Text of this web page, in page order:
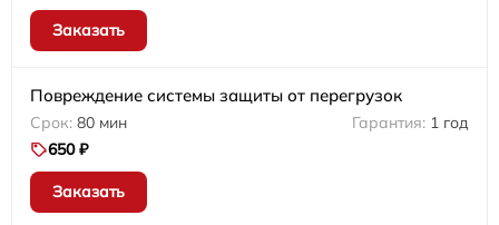
Заказать
Повреждение системы защиты от перегрузок
80 мин
1 год
650 ₽
Заказать